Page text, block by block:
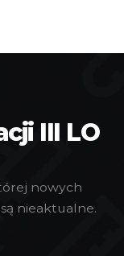
III LO
nowych
nieaktualne.